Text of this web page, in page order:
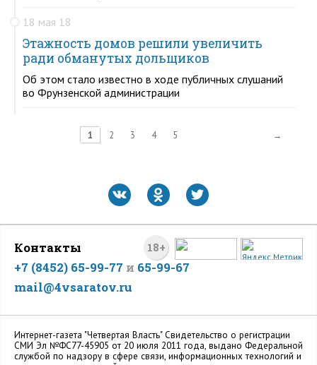
18 мая 18
Этажность домов решили увеличить
ради обманутых дольщиков
Об этом стало известно в ходе публичных слушаний
во Фрунзенской администрации
1 2 3 4 5 →
18+
Контакты
+7 (8452) 65-99-77 и 65-99-67
mail@4vsaratov.ru
Интернет-газета "Четвертая Власть" Cвидетельство о регистрации
СМИ Эл №ФС77-45905 от 20 июля 2011 года, выдано Федеральной
службой по надзору в сфере связи, информационных технологий и